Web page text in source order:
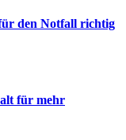
den Notfall richtig
für mehr